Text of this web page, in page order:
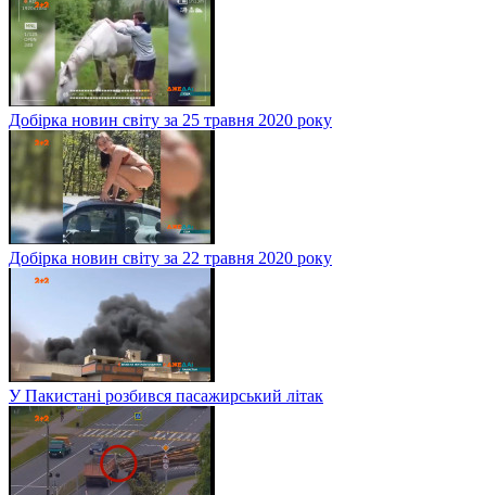
Добірка новин світу за 25 травня 2020 року
Добірка новин світу за 22 травня 2020 року
У Пакистані розбився пасажирський літак